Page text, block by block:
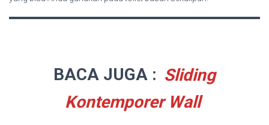
BACA JUGA : Sliding
Kontemporer Wall